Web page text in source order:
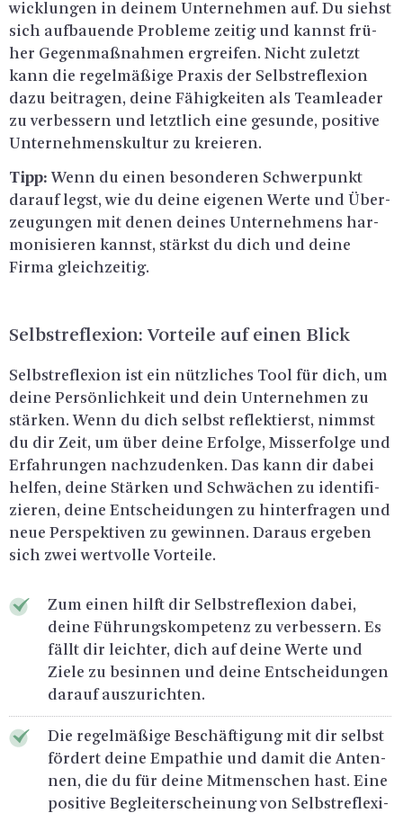
wick­lun­gen in dei­nem Un­ter­neh­men auf. Du siehst
sich auf­bau­en­de Pro­ble­me zei­tig und kannst frü­
her Ge­gen­maß­nah­men er­grei­fen. Nicht zu­letzt
kann die re­gel­mä­ßi­ge Pra­xis der Selbst­re­fle­xi­on
dazu bei­tra­gen, deine Fä­hig­kei­ten als Team­lea­der
zu ver­bes­sern und letzt­lich eine ge­sun­de, po­si­ti­ve
Un­ter­neh­mens­kul­tur zu kre­ieren.
Tipp: Wenn du einen be­son­de­ren Schwer­punkt
dar­auf legst, wie du deine ei­ge­nen Werte und Über­
zeu­gun­gen mit denen dei­nes Un­ter­neh­mens har­
mo­ni­sie­ren kannst, stärkst du dich und deine
Firma gleich­zei­tig.
Selbst­re­fle­xi­on: Vor­tei­le auf einen Blick
Selbst­re­fle­xi­on ist ein nütz­li­ches Tool für dich, um
deine Per­sön­lich­keit und dein Un­ter­neh­men zu
stär­ken. Wenn du dich selbst re­flek­tierst, nimmst
du dir Zeit, um über deine Er­fol­ge, Miss­er­fol­ge und
Er­fah­run­gen nach­zu­den­ken. Das kann dir dabei
hel­fen, deine Stär­ken und Schwä­chen zu iden­ti­fi­
zie­ren, deine Ent­schei­dun­gen zu hin­ter­fra­gen und
neue Per­spek­ti­ven zu ge­win­nen. Dar­aus er­ge­ben
sich zwei wert­vol­le Vor­tei­le.
Zum einen hilft dir Selbst­re­fle­xi­on dabei,
deine Füh­rungs­kom­pe­tenz zu ver­bes­sern. Es
fällt dir leich­ter, dich auf deine Werte und
Ziele zu be­sin­nen und deine Ent­schei­dun­gen
dar­auf aus­zu­rich­ten.
Die re­gel­mä­ßi­ge Be­schäf­ti­gung mit dir selbst
för­dert deine Em­pa­thie und damit die An­ten­
nen, die du für deine Mit­men­schen hast. Eine
po­si­ti­ve Be­gleit­erschei­nung von Selbst­re­fle­xi­